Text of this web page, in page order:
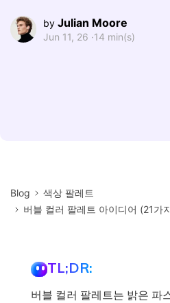
by Julian Moore
Jun 11, 26 ·14 min(s)
Blog
색상 팔레트
버블 컬러 팔레트 아이디어 (21가
TL;DR:
버블 컬러 팔레트는 밝은 파